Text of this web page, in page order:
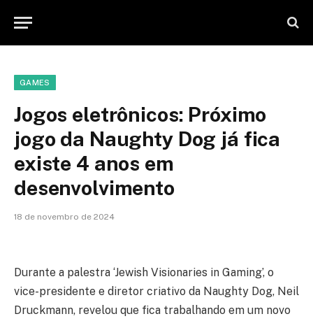
GAMES
Jogos eletrônicos: Próximo
jogo da Naughty Dog já fica
existe 4 anos em
desenvolvimento
18 de novembro de 2024
Durante a palestra ‘Jewish Visionaries in Gaming’, o
vice-presidente e diretor criativo da Naughty Dog, Neil
Druckmann, revelou que fica trabalhando em um novo